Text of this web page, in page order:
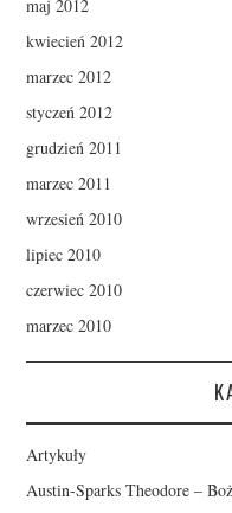
maj 2012
kwiecień 2012
marzec 2012
styczeń 2012
grudzień 2011
marzec 2011
wrzesień 2010
lipiec 2010
czerwiec 2010
marzec 2010
Artykuły
Austin-Sparks Theodore –